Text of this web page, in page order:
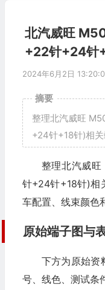
北汽威旺
+22针+24针
2024年6月2日
摘要
整理北汽威旺
+24针+18针)相关
整理北汽威
针+24针+18针)相
车配置、线束颜色
原始端子图与
下方为原始资
号、线色、测试条